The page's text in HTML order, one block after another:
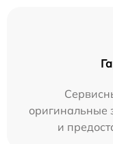
оригинальные
и